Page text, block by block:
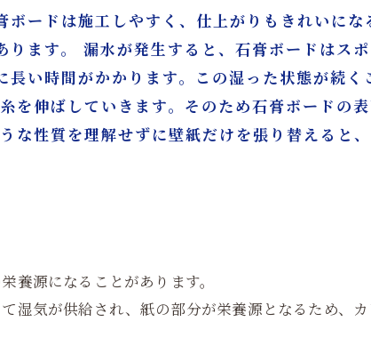
ードは施工しやすく、仕上がりもきれいにな
ます。 漏水が発生すると、石膏ボードはスポ
い時間がかかります。この湿った状態が続く
を伸ばしていきます。そのため石膏ボードの
な性質を理解せずに壁紙だけを張り替えると
養源になることがあります。
湿気が供給され、紙の部分が栄養源となるため、